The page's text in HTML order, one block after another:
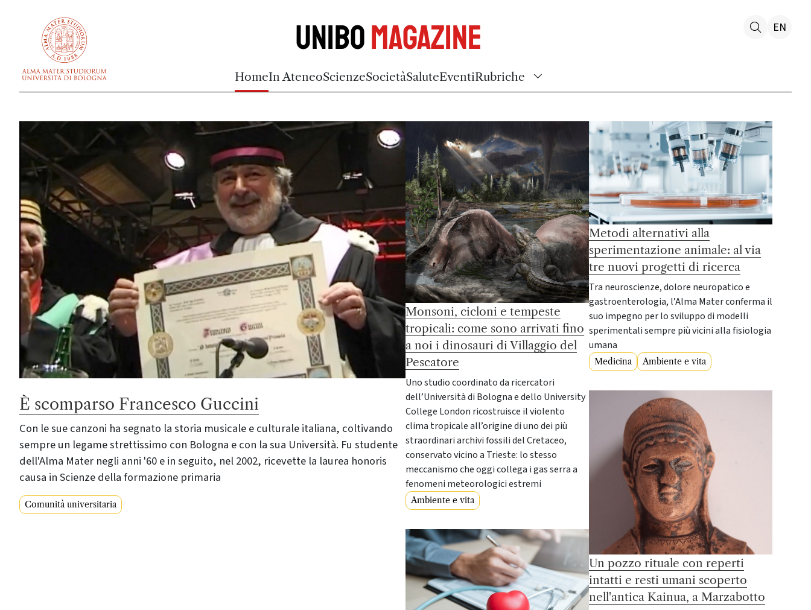
UniboMagazine
HomeIn AteneoScienzeSocietàSaluteEventiRubriche
EN
È scomparso Francesco Guccini
Con le sue canzoni ha segnato la storia musicale e culturale italiana, coltivando
sempre un legame strettissimo con Bologna e con la sua Università. Fu studente
dell'Alma Mater negli anni '60 e in seguito, nel 2002, ricevette la laurea honoris
causa in Scienze della formazione primaria
Comunità universitaria
Monsoni, cicloni e tempeste
tropicali: come sono arrivati fino
a noi i dinosauri di Villaggio del
Pescatore
Uno studio coordinato da ricercatori
dell’Università di Bologna e dello University
College London ricostruisce il violento
clima tropicale all’origine di uno dei più
straordinari archivi fossili del Cretaceo,
conservato vicino a Trieste: lo stesso
meccanismo che oggi collega i gas serra a
fenomeni meteorologici estremi
Ambiente e vita
Metodi alternativi alla
sperimentazione animale: al via
tre nuovi progetti di ricerca
Tra neuroscienze, dolore neuropatico e
gastroenterologia, l’Alma Mater conferma il
suo impegno per lo sviluppo di modelli
sperimentali sempre più vicini alla fisiologia
umana
Medicina Ambiente e vita
Un pozzo rituale con reperti
intatti e resti umani scoperto
nell'antica Kainua, a Marzabotto